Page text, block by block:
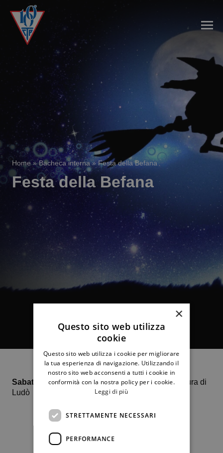
Home»Bacheca interna»Festa della Befana
Festa della Befana
Sabato 6 gennaio ore 10.30. Organizzazione a cura di
Ludò
×
Questo sito web utilizza
cookie
Questo sito web utilizza i cookie per migliorare
la tua esperienza di navigazione. Utilizzando il
nostro sito web acconsenti a tutti i cookie in
conformità con la nostra policy per i cookie.
Leggi di più
STRETTAMENTE NECESSARI
PERFORMANCE